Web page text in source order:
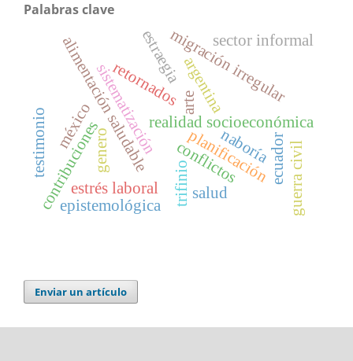
Palabras clave
alimentación saludablerealidad socioeconómica
conflictos
contribuciones
sistematización argentina
planificaciónecuador
retornadosmigración irregular
trifinio
sector informal
naboría
estraegia
salud
estrés laboral
méxicogenero
epistemológica
arte
guerra civil
testimonio
Enviar un artículo